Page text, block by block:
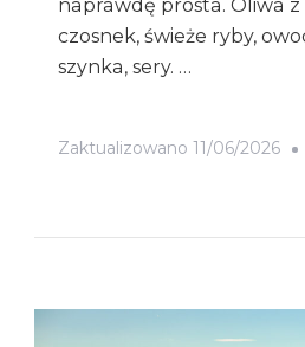
naprawdę prosta. Oliwa
czosnek, świeże ryby,
szynka, sery. …
Zaktualizowano 11/06/2026